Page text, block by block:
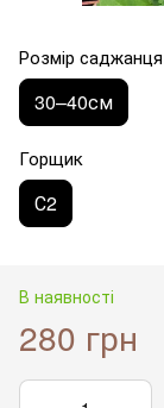
Розмір саджанця
30–40см
Горщик
С2
В наявності
280 грн